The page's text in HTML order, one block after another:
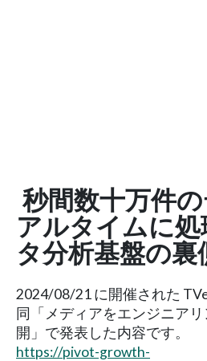
秒間数十万件
アルタイムに
タ分析基盤の裏
2024/08/21 に開催された
同「メディアをエンジニア
開」で発表した内容です。
https://pivot-growth-